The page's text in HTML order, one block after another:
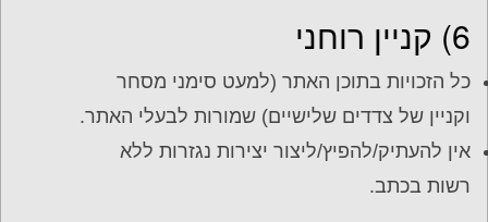
6) קניין רוחני
כל הזכויות בתוכן האתר (למעט סימני מסחר
וקניין של צדדים שלישיים) שמורות לבעלי האתר.
אין להעתיק/להפיץ/ליצור יצירות נגזרות ללא
רשות בכתב.